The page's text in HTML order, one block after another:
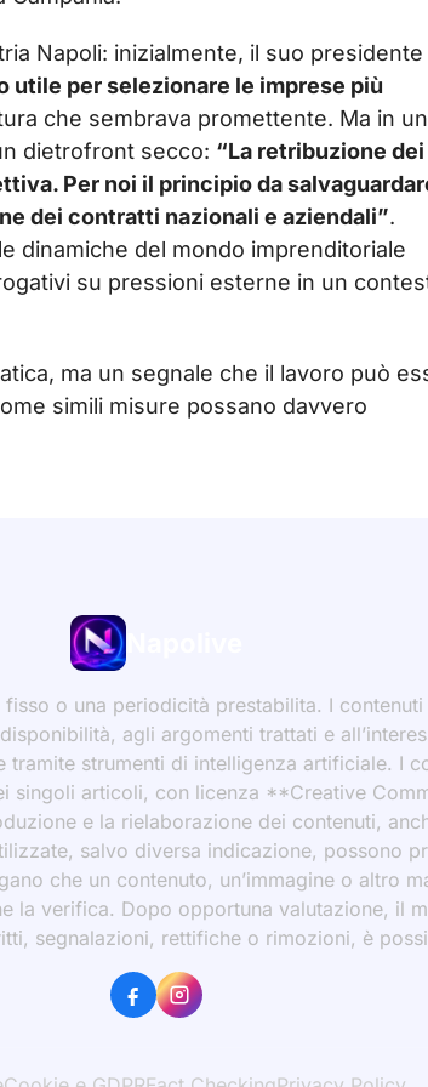
Napoli: inizialmente, il suo presidente
utile per selezionare le imprese più
che sembrava promettente. Ma in un
dietrofront secco: “La retribuzione dei
Per noi il principio da
dei contratti nazionali e aziendali”.
dinamiche del mondo imprenditoriale
su pressioni esterne in un
ma un segnale che il lavoro può
simili misure possano davvero
o una periodicità prestabilita. I
agli argomenti trattati e
strumenti di intelligenza artificiale. I
singoli articoli, con licenza **Creative
e la rielaborazione dei contenuti,
salvo diversa indicazione, possono
che un contenuto, un’immagine o altro
la verifica. Dopo opportuna valutazione, il
segnalazioni, rettifiche o rimozioni, è